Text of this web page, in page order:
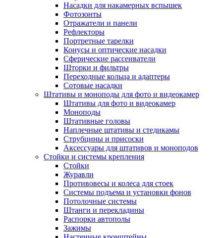
Насадки для накамерных вспышек
Фотозонты
Отражатели и панели
Рефлекторы
Портретные тарелки
Конусы и оптические насадки
Сферические рассеиватели
Шторки и фильтры
Переходные кольца и адаптеры
Сотовые насадки
Штативы и моноподы для фото и видеокамер
Штативы для фото и видеокамер
Моноподы
Штативные головы
Наплечные штативы и стедикамы
Струбцины и присоски
Аксессуары для штативов и моноподов
Стойки и системы крепления
Стойки
Журавли
Противовесы и колеса для стоек
Системы подъема и установки фонов
Потолочные системы
Штанги и перекладины
Распорки автополы
Зажимы